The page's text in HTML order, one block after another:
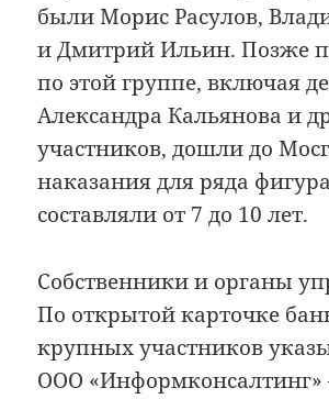
были Морис Расулов,
и Дмитрий Ильин. Позже
по этой группе, включая
Александра Кальянова и
участников, дошли до
наказания для ряда
составляли от 7 до 10 лет.
Собственники и органы
По открытой карточке
крупных участников
ООО «Информконсалтинг»